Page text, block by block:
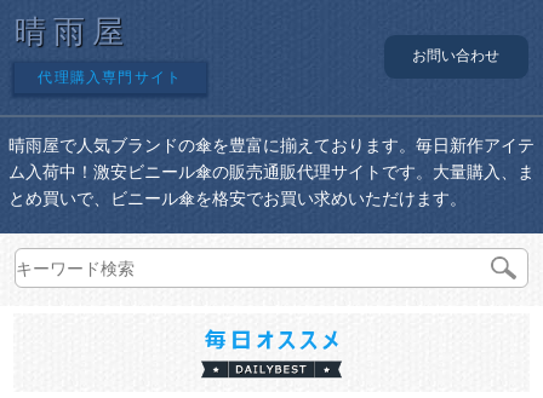
晴雨屋
代理購入専門サイト
お問い合わせ
晴雨屋で人気ブランドの傘を豊富に揃えております。毎日新作アイテ
ム入荷中！激安ビニール傘の販売通販代理サイトです。大量購入、ま
とめ買いで、ビニール傘を格安でお買い求めいただけます。